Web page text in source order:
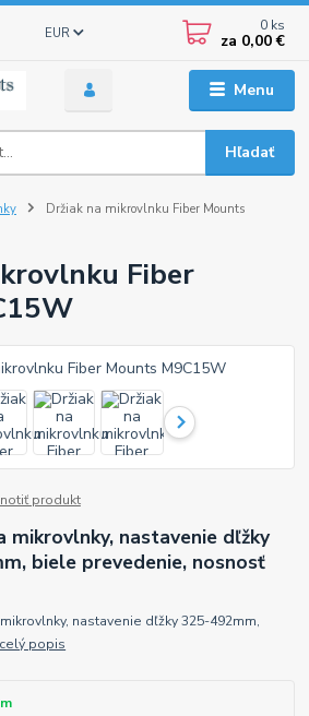
Menu
EUR
Hľadať
0 ks
za 0,00 €
Držiak na mikrovlnku Fiber Mounts
Fiber
produkt
mikrovlnky, nastavenie dľžky
biele prevedenie, nosnosť
nastavenie dľžky 325-492mm,
celý popis